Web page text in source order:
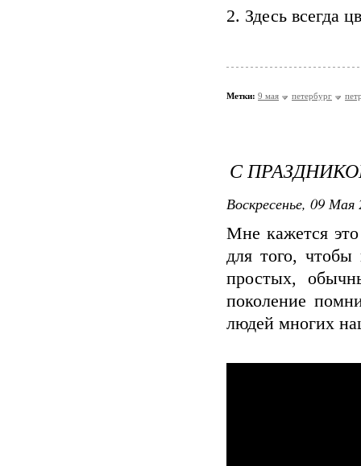
2. Здесь всегда
Метки: 9 мая петербург
С
Воскресенье, 09
Мне кажется
для того,
простых,
поколение
людей многих